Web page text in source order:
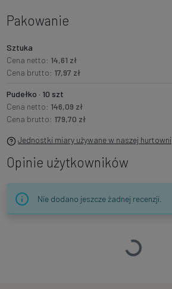
Pakowanie
Sztuka
Cena netto: 14,61 zł
Cena brutto: 17,97 zł
Pudełko · 10 szt
Cena netto: 146,09 zł
Cena brutto: 179,70 zł
Jednostki miary używane w naszej hurtowni
Opinie użytkowników
Nie dodano jeszcze żadnej recenzji.
Ładowanie…